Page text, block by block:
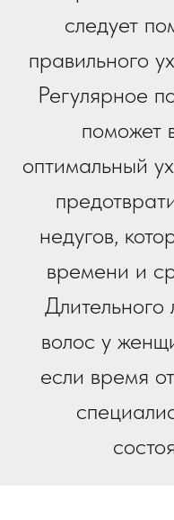
следует
правильного
Регулярное
поможет
оптимальный
недугов,
времени и
волос у
если время